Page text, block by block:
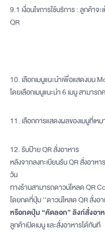
9.1 เงื่อนไขการใช้บริการ : ลูกค้าจ
QR
10. เลือกเมนูแนะนำเพื่อแสดงบน
โดยเลือกเมนูแนะนำ 6 เมนู สามา
11. เลือกการแสดงผลของเมนูที่เห
12. รับป้าย QR สั่งอาหาร
หลังจากลงทะเบียนรับ QR สั่งอาหา
วัน
ทางร้านสามารถดาวน์โหลด QR
โดยกดที่ปุ่ม ‘‘ดาวน์โหลด QR สั่งอ
หรือกดปุ่ม “คัดลอก” ลิงก์สั่งอา
ลูกค้าเปิดเมนู และสั่งอาหารได้ทันที